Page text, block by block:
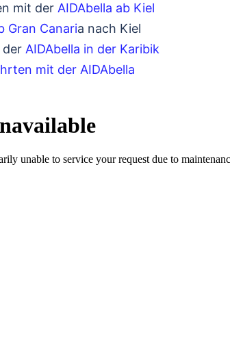
mit der AIDAbella ab Kiel
Gran Canaria nach Kiel
der AIDAbella in der Karibik
mit der AIDAbella